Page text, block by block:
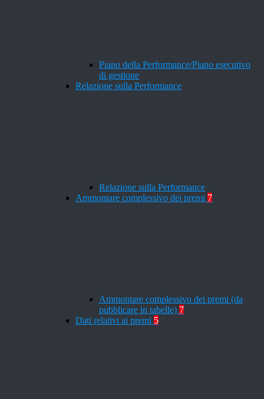
Piano della Performance/Piano esecutivo
di gestione
Relazione sulla Performance
Relazione sulla Performance
Ammontare complessivo dei premi 7
Ammontare complessivo dei premi (da
pubblicare in tabelle) 7
Dati relativi ai premi 5